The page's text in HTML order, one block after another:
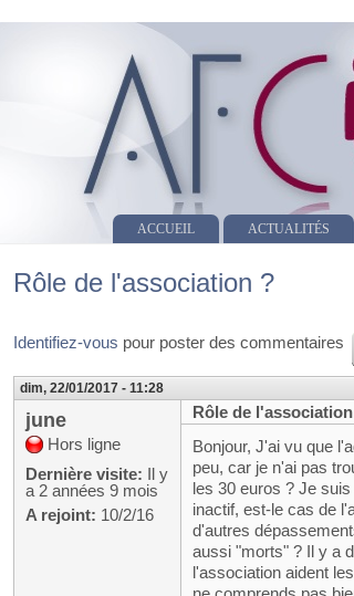
ACCUEIL ACTUALITÉS
Rôle de l'association ?
Identifiez-vous pour poster des commentaires
dim, 22/01/2017 - 11:28
june
Hors ligne
Dernière visite: Il y
a 2 années 9 mois
A rejoint: 10/2/16
Rôle de
Bonjour, J'ai vu que
peu, car je n'ai pas
les 30 euros ? Je
inactif, est-le cas de
d'autres
aussi "morts" ? Il y a
l'association aident